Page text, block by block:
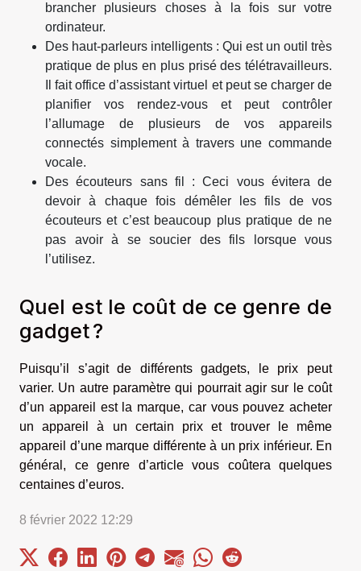
brancher plusieurs choses à la fois sur votre
ordinateur.
Des haut-parleurs intelligents : Qui est un outil très
pratique de plus en plus prisé des télétravailleurs.
Il fait office d’assistant virtuel et peut se charger de
planifier vos rendez-vous et peut contrôler
l’allumage de plusieurs de vos appareils
connectés simplement à travers une commande
vocale.
Des écouteurs sans fil : Ceci vous évitera de
devoir à chaque fois démêler les fils de vos
écouteurs et c’est beaucoup plus pratique de ne
pas avoir à se soucier des fils lorsque vous
l’utilisez.
Quel est le coût de ce genre de
gadget ?
Puisqu’il s’agit de différents gadgets, le prix peut
varier. Un autre paramètre qui pourrait agir sur le coût
d’un appareil est la marque, car vous pouvez acheter
un appareil à un certain prix et trouver le même
appareil d’une marque différente à un prix inférieur. En
général, ce genre d’article vous coûtera quelques
centaines d’euros.
8 février 2022 12:29